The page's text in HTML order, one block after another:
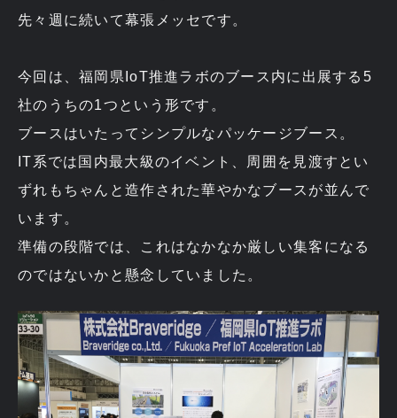
先々週に続いて幕張メッセです。
今回は、福岡県IoT推進ラボのブース内に出展する5
社のうちの1つという形です。
ブースはいたってシンプルなパッケージブース。
IT系では国内最大級のイベント、周囲を見渡すとい
ずれもちゃんと造作された華やかなブースが並んで
います。
準備の段階では、これはなかなか厳しい集客になる
のではないかと懸念していました。